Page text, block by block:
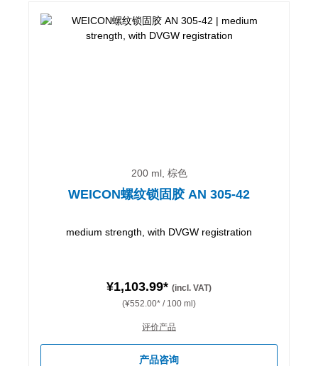
200 ml, 棕色
WEICON螺纹锁固胶 AN 305-42
medium strength, with DVGW registration
¥1,103.99* (incl. VAT)
(¥552.00* / 100 ml)
评价产品
产品咨询